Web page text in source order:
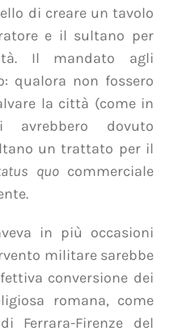
di creare un tavolo
e il sultano per
Il mandato agli
qualora non fossero
la città (come in
avrebbero dovuto
un trattato per il
quo commerciale
in più occasioni
militare sarebbe
conversione dei
romana, come
Ferrara-Firenze del